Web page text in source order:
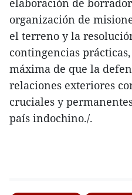
elaboración de
organización de
el terreno y la
contingencias
máxima de que la
relaciones exteriores
cruciales y
país indochino./.